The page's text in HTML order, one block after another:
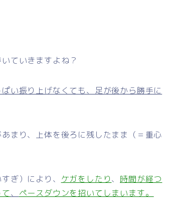
ていきますよね？
い振り上げなくても、足が後から勝手に
まり、上体を後ろに残したまま（＝重心
すぎ）により、 ケガをしたり、 時間が経つ
、 ペースダウンを招いてしまいます。